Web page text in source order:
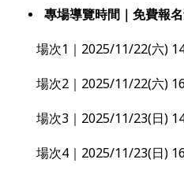
專場導覽時間｜免費報
場次1｜2025/11/22(六)
場次2｜2025/11/22(六)
場次3｜2025/11/23(日)
場次4｜2025/11/23(日)